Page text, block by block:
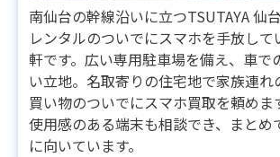
南仙台の幹線沿いに立つTSUTAYA 仙
レンタルのついでにスマホを手放し
軒です。広い専用駐車場を備え、車で
い立地。名取寄りの住宅地で家族連れ
買い物のついでにスマホ買取を頼めま
使用感のある端末も相談でき、まとめ
に向いています。